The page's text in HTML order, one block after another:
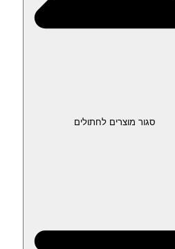
סגור מוצרים לחתולים